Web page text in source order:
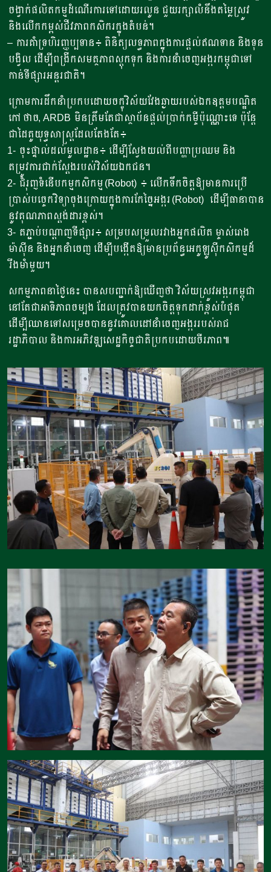
ចង្វាក់ផលិតកម្មដំណើរការទៅដោយរលូន ជួយរក្សាលំនឹងតម្លៃស្រូវ
និងលើកកម្ពស់ជីវភាពកសិករក្នុងតំបន់។
– ការគាំទ្រហិរញ្ញប្បទាន៖ ពិនិត្យលទ្ធភាពក្នុងការផ្តល់ឥណទាន និងទុន
បង្វិល ដើម្បីពង្រីកសមត្ថភាពស្តុកទុក និងការនាំចេញអង្ករកម្ពុជាទៅ
កាន់ទីផ្សារអន្តរជាតិ។
ក្រោមការដឹកនាំប្រកបដោយចក្ខុវិស័យវែងឆ្ងាយរបស់ឯកឧត្តមបណ្ឌិត
កៅ ថាច, ARDB មិនត្រឹមតែជាស្ថាប័នផ្តល់ប្រាក់កម្ចីប៉ុណ្ណោះទេ ប៉ុន្តែ
ជាដៃគូយុទ្ធសាស្ត្រដែលតែងតែ៖
1- ចុះផ្ទាល់ដល់មូលដ្ឋាន៖ ដើម្បីស្វែងយល់ពីបញ្ហាប្រឈម និង
តម្រូវការជាក់ស្តែងរបស់វិស័យឯកជន។
2- ជំរុញទំនើបកម្មកសិកម្ម (Robot) ៖ លើកទឹកចិត្តឱ្យមានការប្រើ
ប្រាស់បច្ចេកវិទ្យាចុងក្រោយក្នុងការកែច្នៃអង្ករ​ (Robot) ដើម្បីធានាបាន
នូវគុណភាពស្តង់ដារខ្ពស់។
3- តភ្ជាប់បណ្តាញទីផ្សារ៖ សម្របសម្រួលរវាងអ្នកផលិត ម្ចាស់រោង
ម៉ាស៊ីន និងអ្នកនាំចេញ ដើម្បីបង្កើតឱ្យមានប្រព័ន្ធអេកូឡូស៊ីកសិកម្មដ៏
រឹងមាំមួយ។
សកម្មភាពនាថ្ងៃនេះ បានសបញ្ជាក់ឱ្យឃើញថា វិស័យស្រូវអង្ករកម្ពុជា
នៅតែជាអាទិភាពចម្បង ដែលត្រូវបានយកចិត្តទុកដាក់ខ្ពស់បំផុត
ដើម្បីឈានទៅសម្រេចបាននូវគោលដៅនាំចេញអង្កររបស់រាជ
រដ្ឋាភិបាល និងការអភិវឌ្ឍសេដ្ឋកិច្ចជាតិប្រកបដោយចីរភាព៕